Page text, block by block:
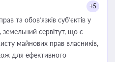
+5
та обов’язків суб’єктів у
сервітут, що є
майнових прав власників,
для ефективного